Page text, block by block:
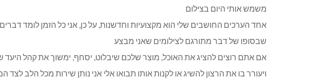
משמש אותי היום בצילום
אחד הערכים החושבים שלי הוא מקצועיות וחדשנות, על כן, אני כל הזמן לומד
שבסופו של דבר מתורגם לצילומים שאני מבצע
אם אתם רוצים להציג את האוכל, מוצר שלכם שיבלוט, יסחף, ימשוך את קהל היעד
ויעורר בו את הרצון להשיג או לקנות אותו תבואו אלי אני נותן שירות מכל הלב לצד